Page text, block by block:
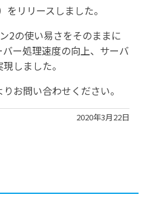
リリースしました。
2の使い易さをそのままに
ー処理速度の向上、サーバ
しました。
りお問い合わせください。
2020年3月22日